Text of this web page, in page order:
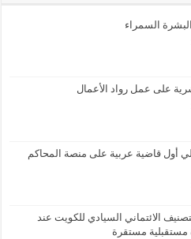
السمراء
على عمل رواد الأعمال
أول قاضية عربية على منصة المحاكم
الائتماني السيادي للكويت عند